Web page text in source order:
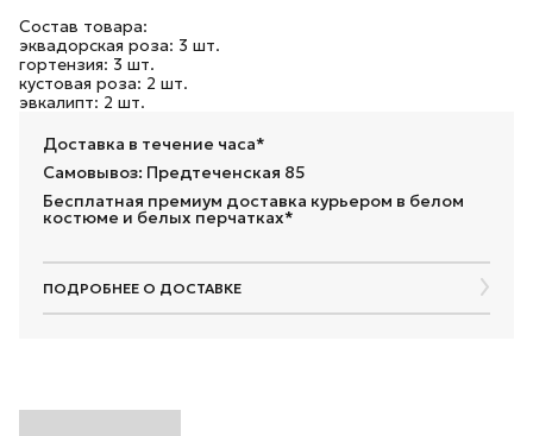
Состав товара:
эквадорская роза: 3 шт.
гортензия: 3 шт.
кустовая роза: 2 шт.
эвкалипт: 2 шт.
Доставка в течение часа*
Самовывоз: Предтеченская 85
Бесплатная премиум доставка курьером в белом
костюме и белых перчатках*
ПОДРОБНЕЕ О ДОСТАВКЕ